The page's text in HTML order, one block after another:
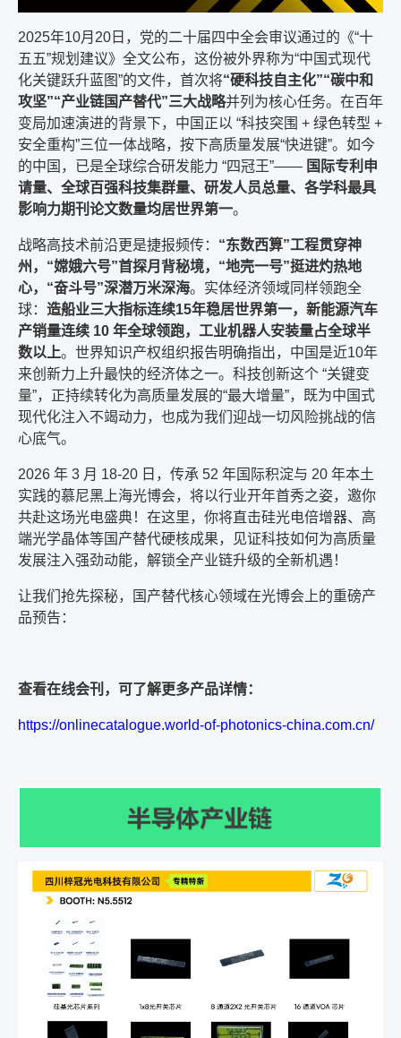
2025年10月20日，党的二十届四中全会审议通过的《“十
五五”规划建议》全文公布，这份被外界称为“中国式现代
化关键跃升蓝图”的文件，首次将“硬科技自主化”“碳中和
攻坚”“产业链国产替代”三大战略并列为核心任务。在百年
变局加速演进的背景下，中国正以 “科技突围 + 绿色转型 +
安全重构”三位一体战略，按下高质量发展“快进键”。如今
的中国，已是全球综合研发能力 “四冠王”—— 国际专利申
请量、全球百强科技集群量、研发人员总量、各学科最具
影响力期刊论文数量均居世界第一。
战略高技术前沿更是捷报频传： “东数西算”工程贯穿神
州，“嫦娥六号”首探月背秘境，“地壳一号”挺进灼热地
心，“奋斗号”深潜万米深海。实体经济领域同样领跑全
球： 造船业三大指标连续15年稳居世界第一，新能源汽车
产销量连续 10 年全球领跑，工业机器人安装量占全球半
数以上。世界知识产权组织报告明确指出，中国是近10年
来创新力上升最快的经济体之一。科技创新这个 “关键变
量”，正持续转化为高质量发展的“最大增量”，既为中国式
现代化注入不竭动力，也成为我们迎战一切风险挑战的信
心底气。
2026 年 3 月 18-20 日，传承 52 年国际积淀与 20 年本土
实践的慕尼黑上海光博会，将以行业开年首秀之姿，邀你
共赴这场光电盛典！在这里，你将直击硅光电倍增器、高
端光学晶体等国产替代硬核成果，见证科技如何为高质量
发展注入强劲动能，解锁全产业链升级的全新机遇！
让我们抢先探秘，国产替代核心领域在光博会上的重磅产
品预告：
查看在线会刊，可了解更多产品详情：
https://onlinecatalogue.world-of-photonics-china.com.cn/